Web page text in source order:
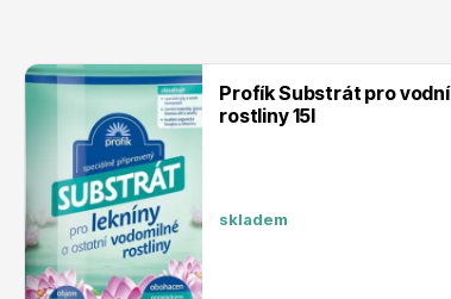
Profík Substrát pro vodní
rostliny 15l
skladem